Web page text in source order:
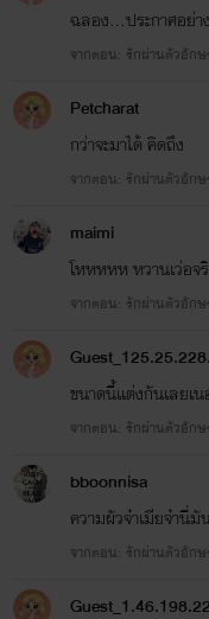
ฉลอง...ประกาศอย่า
จากตอน: รักผ่านตัวอักษ
Petcharat
กว่าจะมาได้ คิดถึง
จากตอน: รักผ่านตัวอักษ
maimi
โหหหหห หวานเว่อจ
จากตอน: รักผ่านตัวอักษ
ขนาดนี้เเต่งกันเลยเน
จากตอน: รักผ่านตัวอักษ
bboonnisa
ความผัวจ๋าเมียจ๋านี่
จากตอน: รักผ่านตัวอักษ
Guest_1.46.198.22